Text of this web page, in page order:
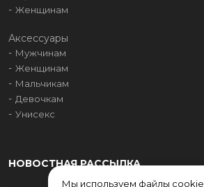
Женщинам
Аксессуары
Мужчинам
Женщинам
Мальчикам
Девочкам
Унисекс
НОВОСТНАЯ РАССЫЛКА
Мы используем файлы cookie,